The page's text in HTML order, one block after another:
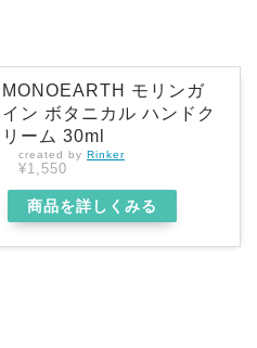
MONOEARTH モリンガ
イン ボタニカル ハンドク
リーム 30ml
created by Rinker
¥1,550
商品を詳しくみる